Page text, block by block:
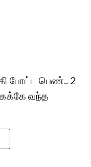
போட்ட பெண்.. 2
வந்த